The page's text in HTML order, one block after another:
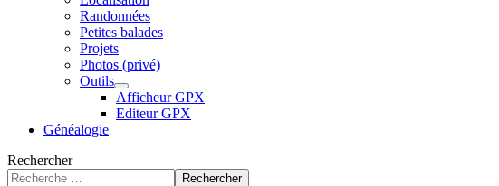
Randonnées
Petites balades
Projets
Photos (privé)
Outils
Afficheur GPX
Editeur GPX
Généalogie
Rechercher
Rechercher